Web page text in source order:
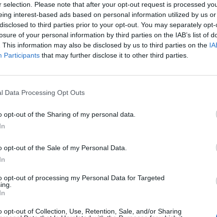
selection. Please note that after your opt-out request is processed
interest-based ads based on personal information utilized by us
to third parties prior to your opt-out. You may separately
of your personal information by third parties on the IAB’s list of
This information may also be disclosed by us to third parties on the
Participants that may further disclose it to other third parties.
Data Processing Opt Outs
opt-out of the Sharing of my personal data.
opt-out of the Sale of my Personal Data.
opt-out of processing my Personal Data for Targeted
opt-out of Collection, Use, Retention, Sale, and/or Sharing
miniszter a Tranzit Fesztiválon tartott előadást
szerint beszélt az aktuális energiapiaci
a portál tudósítása szerint, hogy Orbán Viktor azzal bízta
plusz terhet jelent, valamint finanszírozni kell a
lévő energiaárak miatt. Emellett elmondás szerint...
portfolio.hu hírarchívumához tartozik, melynek olvasása
cikkarchívum